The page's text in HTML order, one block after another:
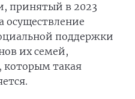
принятый в 2023
осуществление
поддержки
их семей,
которым такая